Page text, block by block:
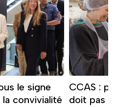
le signe
convivialité
CCAS :
doit pas